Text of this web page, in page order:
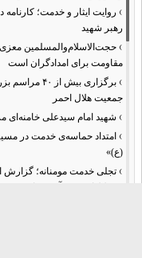
› روایت ایثار و خدمت؛
رهبر شهید
› حجت‌الاسلام‌والمسلمین
مقاومت برای امدادگران است
›
برگزاری بیش
جمعیت هلال احمر
› شهید امام سیدعلی خامنه‌ای مردی
› امتداد حماسه‌ی خدمت در
(ع)»
› تجلی خدمت مومنانه؛ گزارش